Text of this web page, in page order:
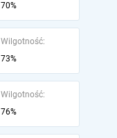
70%
Wilgotność:
73%
Wilgotność:
76%